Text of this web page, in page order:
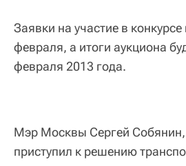
Заявки на участие в
февраля, а итоги аукциона
февраля 2013 года.
Мэр Москвы Сергей Собянин,
приступил к решению